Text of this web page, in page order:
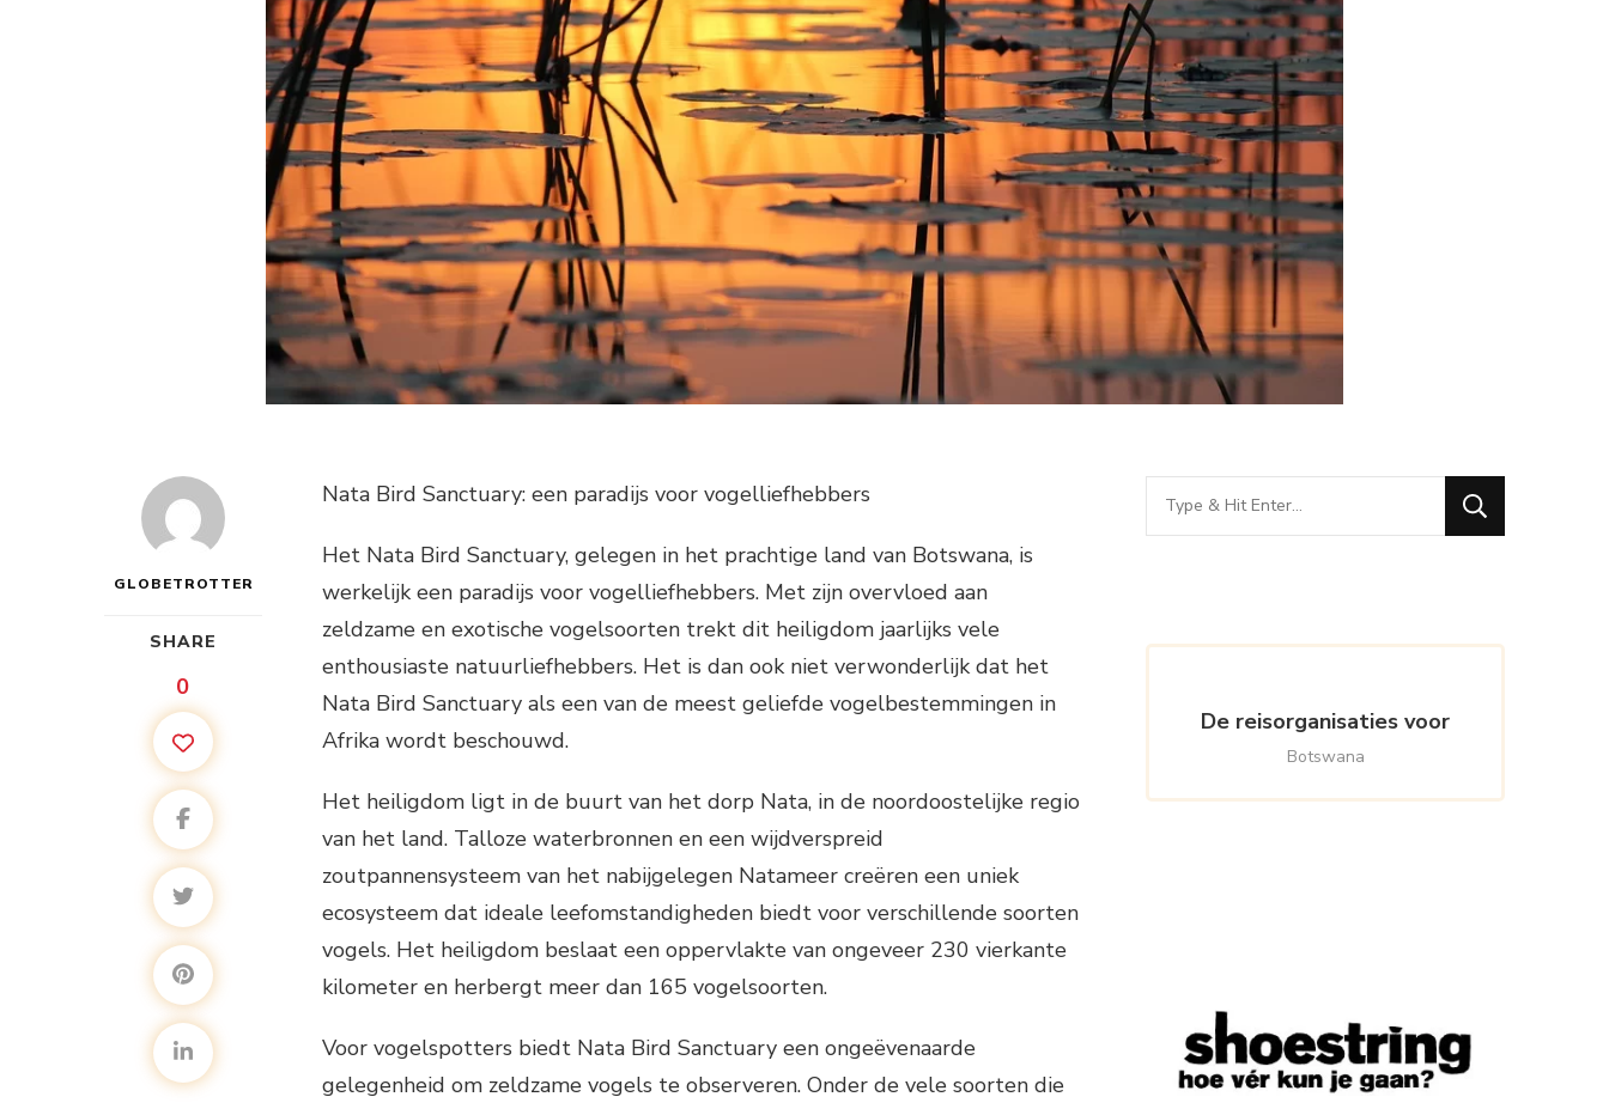
GLOBETROTTER
SHARE
0
Nata Bird Sanctuary: een paradijs voor vogelliefhebbers
Het Nata Bird Sanctuary, gelegen in het prachtige land van Botswana, is
werkelijk een paradijs voor vogelliefhebbers. Met zijn overvloed aan
zeldzame en exotische vogelsoorten trekt dit heiligdom jaarlijks vele
enthousiaste natuurliefhebbers. Het is dan ook niet verwonderlijk dat het
Nata Bird Sanctuary als een van de meest geliefde vogelbestemmingen in
Afrika wordt beschouwd.
Het heiligdom ligt in de buurt van het dorp Nata, in de noordoostelijke regio
van het land. Talloze waterbronnen en een wijdverspreid
zoutpannensysteem van het nabijgelegen Natameer creëren een uniek
ecosysteem dat ideale leefomstandigheden biedt voor verschillende soorten
vogels. Het heiligdom beslaat een oppervlakte van ongeveer 230 vierkante
kilometer en herbergt meer dan 165 vogelsoorten.
Voor vogelspotters biedt Nata Bird Sanctuary een ongeëvenaarde
gelegenheid om zeldzame vogels te observeren. Onder de vele soorten die
Looking
for
De reisorganisaties voor
Botswana